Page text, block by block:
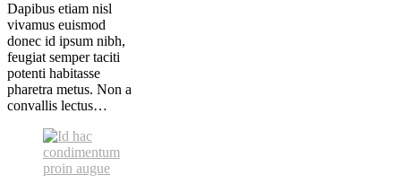
Dapibus etiam nisl
vivamus euismod
donec id ipsum nibh,
feugiat semper taciti
potenti habitasse
pharetra metus. Non a
convallis lectus…